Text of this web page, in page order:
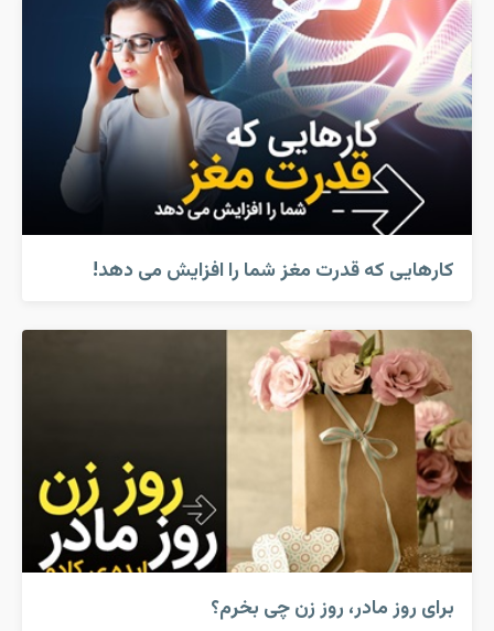
کارهایی که قدرت مغز شما را افزایش می دهد!
برای روز مادر، روز زن چی بخرم؟